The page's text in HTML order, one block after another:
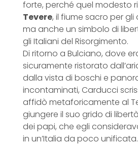
forte, perché quel modesto
Tevere, il fiume sacro per gli
ma anche un simbolo di
gli Italiani del Risorgimento.
Di ritorno a Bulciano, dove
sicuramente ristorato
dalla vista di boschi e
incontaminati, Carducci
affidò metaforicamente al
giungere il suo grido di
dei papi, che egli
in un’Italia da poco unificata.